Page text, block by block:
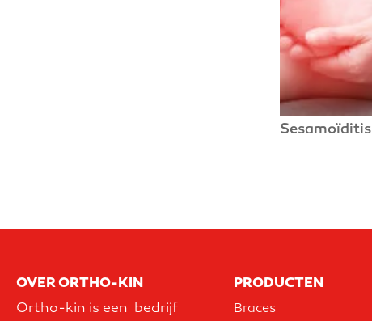
Sesamoïditis
OVER ORTHO-KIN
Ortho-kin is een bedrijf
PRODUCTEN
Braces